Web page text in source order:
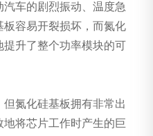
车的剧烈振动、温度急
容易开裂损坏，而氮化
升了整个功率模块的可
氮化硅基板拥有非常出
将芯片工作时产生的巨